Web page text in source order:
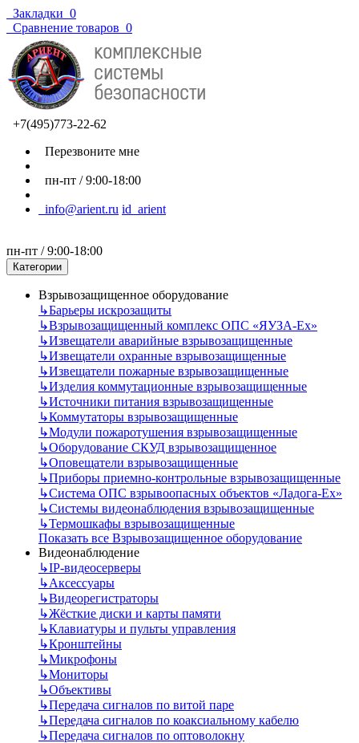
Закладки 0
Сравнение товаров 0
+7(495)773-22-62
Перезвоните мне
пн-пт / 9:00-18:00
info@arient.ru id_arient
пн-пт / 9:00-18:00
Категории
Взрывозащищенное оборудование
↳Барьеры искрозащиты
↳Взрывозащищенный комплекс ОПС «ЯУЗА-Ех»
↳Извещатели аварийные взрывозащищенные
↳Извещатели охранные взрывозащищенные
↳Извещатели пожарные взрывозащищенные
↳Изделия коммутационные взрывозащищенные
↳Источники питания взрывозащищенные
↳Коммутаторы взрывозащищенные
↳Модули пожаротушения взрывозащищенные
↳Оборудование СКУД взрывозащищенное
↳Оповещатели взрывозащищенные
↳Приборы приемно-контрольные взрывозащищенные
↳Система ОПС взрывоопасных объектов «Ладога-Ex»
↳Системы видеонаблюдения взрывозащищенные
↳Термошкафы взрывозащищенные
Показать все Взрывозащищенное оборудование
Видеонаблюдение
↳IP-видеосерверы
↳Аксессуары
↳Видеорегистраторы
↳Жёсткие диски и карты памяти
↳Клавиатуры и пульты управления
↳Кронштейны
↳Микрофоны
↳Мониторы
↳Объективы
↳Передача сигналов по витой паре
↳Передача сигналов по коаксиальному кабелю
↳Передача сигналов по оптоволокну